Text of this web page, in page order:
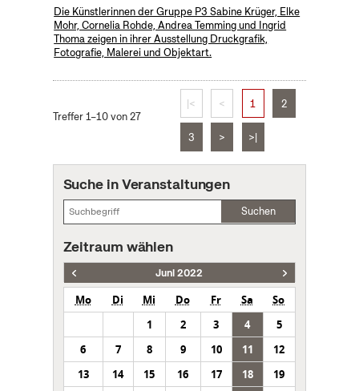
Die Künstlerinnen der Gruppe P3 Sabine Krüger, Elke
Mohr, Cornelia Rohde, Andrea Temming und Ingrid
Thoma zeigen in ihrer Ausstellung Druckgrafik,
Fotografie, Malerei und Objektart.
Treffer 1–10 von 27
|< < 1 2
3 > >|
Suche in Veranstaltungen
Suchen
Zeitraum wählen
Juni 2022
Mo Di Mi Do Fr Sa
So
1
2 3 4
5
6
7 8 9 10 11
12
13
14 15 16 17 18
19